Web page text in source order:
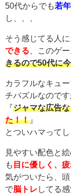
50代からでも若
し、、、
そう感じてる人に
できる 、このゲ
きるので50代に
カラフルなキュ
チパズルなのです
『ジャマな広告
た！！ 』
とついハマって
見やすい配色と
も 目に優しく、
気がついたら、
で脳トレ してる